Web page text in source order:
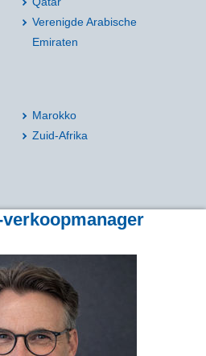
Verenigde Arabische
Emiraten
Marokko
Zuid-Afrika
verkoopmanager
Schirmeier
Sales Director Europe
Telefoon:
2058 774 127